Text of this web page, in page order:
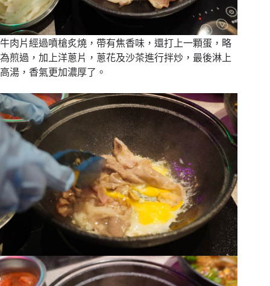
牛肉片經過噴槍炙燒，帶有焦香味，還打上一顆蛋，略
為煎過，加上洋蔥片，蔥花及沙茶進行拌炒，最後淋上
高湯，香氣更加濃厚了。